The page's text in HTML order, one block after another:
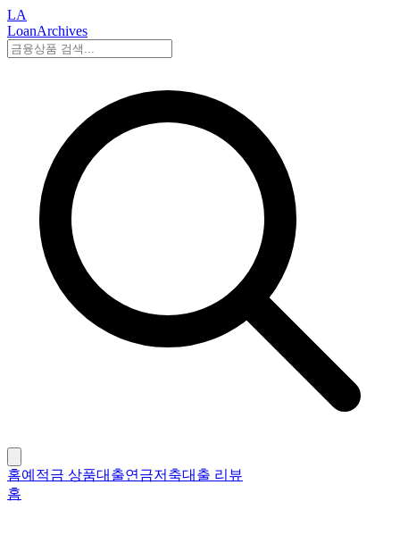
LA
LoanArchives
홈예적금 상품대출연금저축대출 리뷰
홈